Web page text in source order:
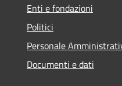
Enti e fondazioni
Politici
Personale
Documenti e dati